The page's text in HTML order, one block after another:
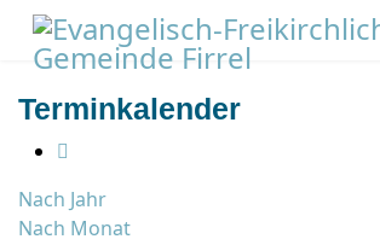
Terminkalender
Nach Jahr
Nach Monat